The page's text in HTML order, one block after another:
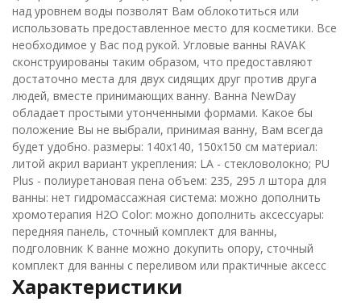
над уровнем воды позволят Вам облокотиться или
использовать предоставленное место для косметики. Все
необходимое у Вас под рукой. Угловые ванны RAVAK
сконструированы таким образом, что предоставляют
достаточно места для двух сидящих друг против друга
людей, вместе принимающих ванну. Ванна NewDay
обладает простыми утонченными формами. Какое бы
положение Вы не выбрали, принимая ванну, Вам всегда
будет удобно. размеры: 140x140, 150x150 см материал:
литой акрил вариант укрепления: LA - стекловолокно; PU
Plus - полиуретановая пена объем: 235, 295 л штора для
ванны: нет гидромассажная система: можно дополнить
хромотерапия H2O Color: можно дополнить аксессуары:
передняя панель, сточный комплект для ванны,
подголовник К ванне можно докупить опору, сточный
комплект для ванны с переливом или практичные аксесс
Характеристики